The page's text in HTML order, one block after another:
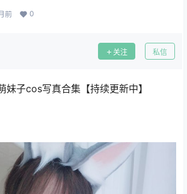
前 0
关注 私信
妹子cos写真合集【持续更新中】